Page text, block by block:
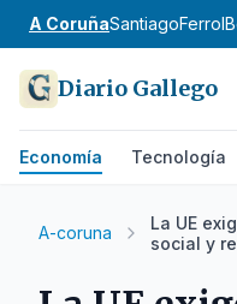
A CoruñaSantiagoFerrol
Diario Gallego
Economía Tecnología
A-coruna
La UE
social y